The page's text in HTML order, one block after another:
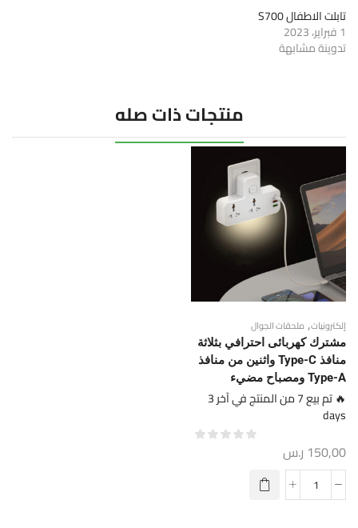
تابلت الاطفال S700
1 فبراير، 2023
تدوينة مشابهة
منتجات ذات صله
إلكترونيات, ملحقات الجوال
مشترك كهربائى احترافي بثلاثة
منافذ Type-C واثنين من منافذ
Type-A ومصباح مضيء
🔥 تم بيع 7 من المنتج في آخر 3
days
150,00 ر.س